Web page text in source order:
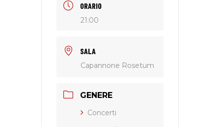
ORARIO
21:00
SALA
Capannone Rosetum
GENERE
Concerti